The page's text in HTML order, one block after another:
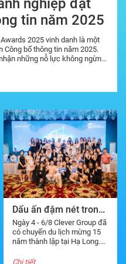
nghiệp đạt
tin năm 2025
2025 vinh danh là một
Công bố thông tin năm 2025.
những nỗ lực không ngừng
Dấu ấn đậm nét trong
chuỗi chương trình “15
năm thành lập của
Clever Group”
Ngày 4 - 6/8 Clever Group đã
có chuyến du lịch mừng 15
năm thành lập tại Hạ Long.
hướng đến kỷ niệm 15 năm
Chi tiết